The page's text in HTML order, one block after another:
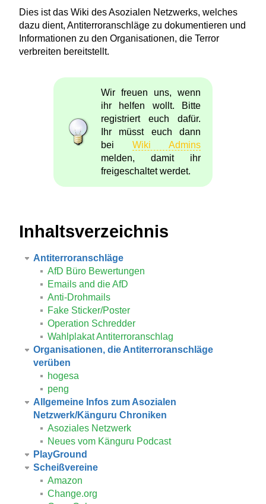
Dies ist das Wiki des Asozialen Netzwerks, welches
dazu dient, Antiterroranschläge zu dokumentieren und
Informationen zu den Organisationen, die Terror
verbreiten bereitstellt.
Wir freuen uns, wenn
ihr helfen wollt. Bitte
registriert euch dafür.
Ihr müsst euch dann
bei Wiki Admins
melden, damit ihr
freigeschaltet werdet.
Inhaltsverzeichnis
Antiterroranschläge
AfD Büro Bewertungen
Emails and die AfD
Anti-Drohmails
Fake Sticker/Poster
Operation Schredder
Wahlplakat Antiterroranschlag
Organisationen, die Antiterroranschläge
verüben
hogesa
peng
Allgemeine Infos zum Asozialen
Netzwerk/Känguru Chroniken
Asoziales Netzwerk
Neues vom Känguru Podcast
PlayGround
Scheißvereine
Amazon
Change.org